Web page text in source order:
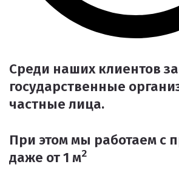
Среди наших клиентов
государственные
частные лица.
При этом мы работаем с
даже от 1 м2